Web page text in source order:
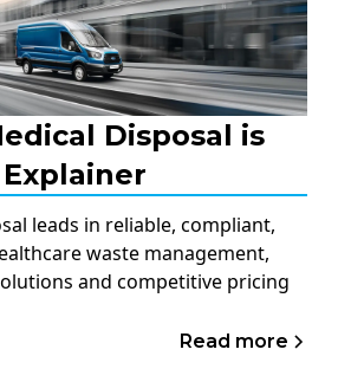
Disposal is
leads in reliable, compliant,
waste management,
and competitive pricing
Read more